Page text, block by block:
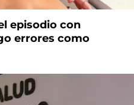
episodio con
errores como